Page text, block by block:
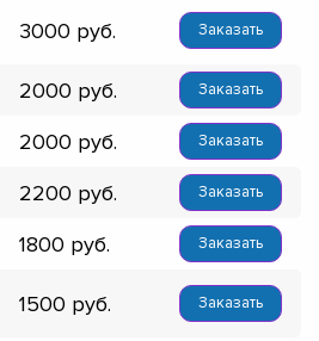
3000 Заказать
2000 Заказать
2000 Заказать
2200 Заказать
1800 Заказать
1500 Заказать